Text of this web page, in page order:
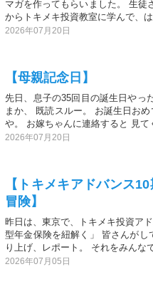
マガを作ってもらいました。 生徒
からトキメキ投資教室に学んで、
2026年07月20日
【母親記念日】
先日、息子の35回目の誕生日やっ
まか、 既読スルー。 お誕生日お
や。 お嫁ちゃんに連絡すると 見て
2026年07月20日
【トキメキアドバンス
冒険】
昨日は、東京で、トキメキ投資ア
型年金保険を紐解く」 皆さんが
り上げ、レポート。 それをみんな
2026年07月05日